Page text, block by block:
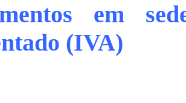
em
(IVA)